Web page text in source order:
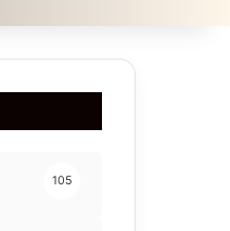
105